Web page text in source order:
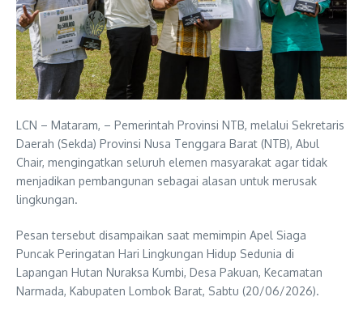
LCN – Mataram, – Pemerintah Provinsi NTB, melalui Sekretaris
Daerah (Sekda) Provinsi Nusa Tenggara Barat (NTB), Abul
Chair, mengingatkan seluruh elemen masyarakat agar tidak
menjadikan pembangunan sebagai alasan untuk merusak
lingkungan.
Pesan tersebut disampaikan saat memimpin Apel Siaga
Puncak Peringatan Hari Lingkungan Hidup Sedunia di
Lapangan Hutan Nuraksa Kumbi, Desa Pakuan, Kecamatan
Narmada, Kabupaten Lombok Barat, Sabtu (20/06/2026).